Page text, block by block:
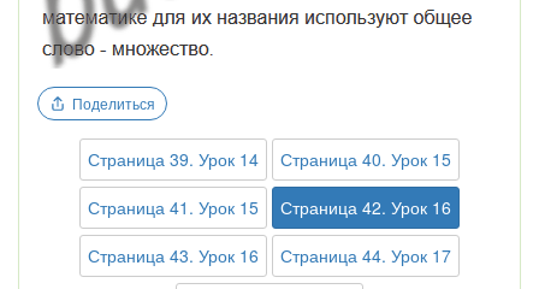
Поделиться
Страница 39. Урок 14
Страница 40. Урок 15
Страница 41. Урок 15
Страница 42. Урок 16
Страница 43. Урок 16
Страница 44. Урок 17